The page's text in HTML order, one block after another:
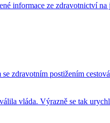
informace ze zdravotnictví na
zdravotním postižením
vláda. Výrazně se tak